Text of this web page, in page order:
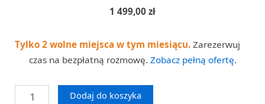
1 499,00 zł
Tylko 2 wolne miejsca w tym miesiącu. Zarezerwuj
czas na bezpłatną rozmowę. Zobacz pełną ofertę.
Dodaj do koszyka